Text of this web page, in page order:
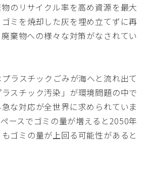
のリサイクル率を高め資源を最大
ミを焼却した灰を埋め立てずに再
棄物への様々な対策がなされてい
ラスチックごみが海へと流れ出て
スチック汚染」が環境問題の中で
な対応が全世界に求められていま
ースでゴミの量が増えると2050年
ゴミの量が上回る可能性があると